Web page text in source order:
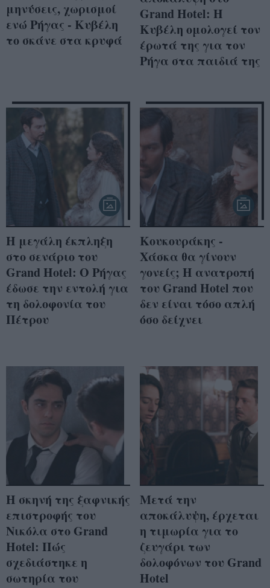
μηνύσεις, χωρισμοί
ενώ Ρήγας - Κυβέλη
το σκάνε στα κρυφά
Grand Hotel: Η
Κυβέλη ομολογεί τον
έρωτά της για τον
Ρήγα στα παιδιά της
Η μεγάλη έκπληξη
στο σενάριο του
Grand Hotel: Ο Ρήγας
έδωσε την εντολή για
τη δολοφονία του
Πέτρου
Κουκουράκης -
Χάσκα θα γίνουν
γονείς; Η ανατροπή
του Grand Hotel που
δεν είναι τόσο απλή
όσο δείχνει
Η σκηνή της ξαφνικής
επιστροφής του
Νικόλα στο Grand
Hotel: Πώς
σχεδιάστηκε η
σωτηρία του
Μετά την
αποκάλυψη, έρχεται
η τιμωρία για το
ζευγάρι των
δολοφόνων του Grand
Hotel